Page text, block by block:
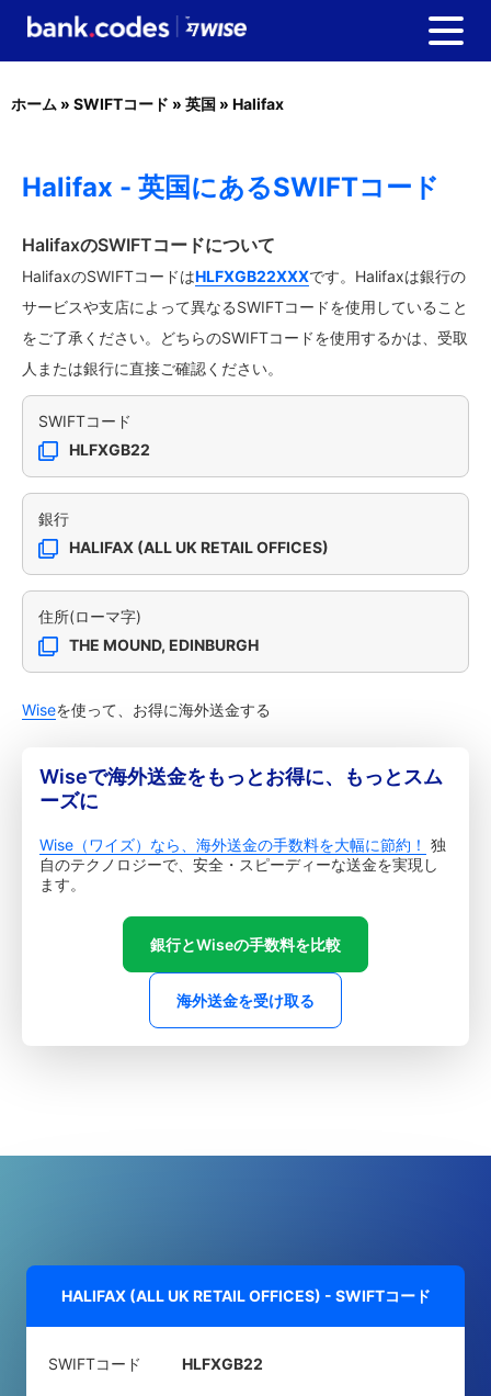
ホーム » SWIFTコード » 英国 » Halifax
Halifax - 英国にあるSWIFTコード
HalifaxのSWIFTコードについて
HalifaxのSWIFTコードはHLFXGB22XXXです。Halifaxは銀行の
サービスや支店によって異なるSWIFTコードを使用していること
をご了承ください。どちらのSWIFTコードを使用するかは、受取
人または銀行に直接ご確認ください。
SWIFTコード
HLFXGB22
銀行
HALIFAX (ALL UK RETAIL OFFICES)
住所(ローマ字)
THE MOUND, EDINBURGH
Wiseを使って、お得に海外送金する
Wiseで海外送金をもっとお得に、もっとスム
ーズに
Wise（ワイズ）なら、海外送金の手数料を大幅に節約！ 独
自のテクノロジーで、安全・スピーディーな送金を実現し
ます。
銀行とWiseの手数料を比較
海外送金を受け取る
HALIFAX (ALL UK RETAIL OFFICES) - SWIFTコード
SWIFTコード HLFXGB22